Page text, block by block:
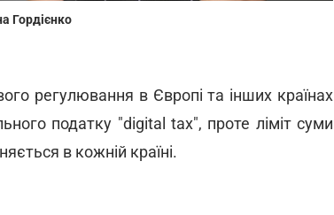
Гордієнко
регулювання в Європі та інших країнах
податку "digital tax", проте ліміт суми
в кожній країні.